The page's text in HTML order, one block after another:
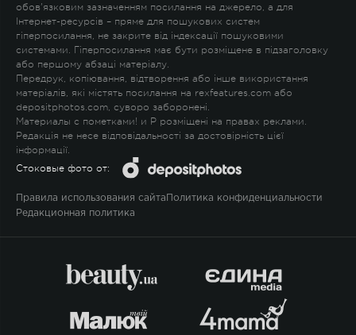
обов'язковим зазначенням посилання на джерело, а для
Інтернет-ресурсів – пряме для пошукових систем
гіперпосилання, не закрите від індексації пошуковими
системами. Гіперпосилання має бути розміщене в підзаголовку
або першому абзаці матеріалу.
Передрук, копіювання, відтворення або інше використання
матеріалів, які містять посилання на rexfeatures.com або
depositphotos.com, суворо заборонені.
Материалы с пометками! и P розміщені на правах реклами.
Редакція не несе відповідальності за достовірність цієї
інформації.
Стоковые фото от:
Правила использования сайта Политика конфиденциальности
Редакционная политика